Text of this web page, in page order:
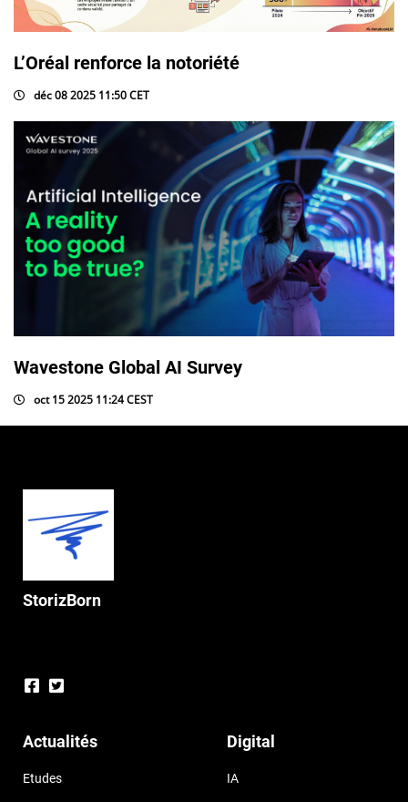
L’Oréal renforce la notoriété
déc 08 2025 11:50 CET
Wavestone Global AI Survey
oct 15 2025 11:24 CEST
StorizBorn
Actualités
Etudes
Digital
IA